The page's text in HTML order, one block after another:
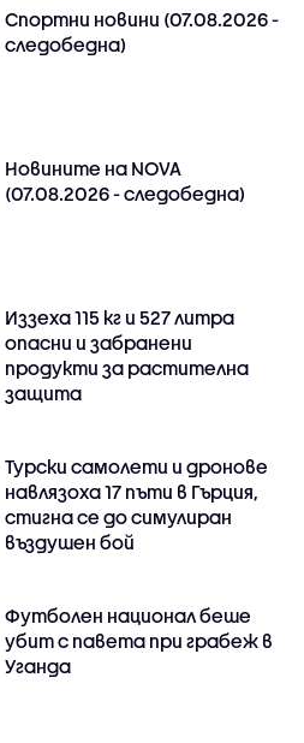
Спортни новини (07.08.2026 -
следобедна)
Новините на NOVA
(07.08.2026 - следобедна)
Иззеха 115 кг и 527 литра
опасни и забранени
продукти за растителна
защита
Турски самолети и дронове
навлязоха 17 пъти в Гърция,
стигна се до симулиран
въздушен бой
Футболен национал беше
убит с павета при грабеж в
Уганда